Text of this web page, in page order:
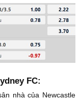
FC:
nhà của Newcastle